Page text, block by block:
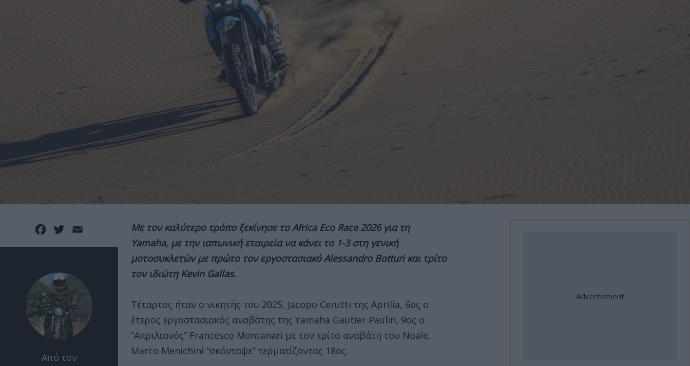
Facebook
Twitter
Από τον
Με τον καλύτερο τρόπο ξεκίνησε το Africa Eco Race 2026 για τη
Yamaha, με την ιαπωνική εταιρεία να κάνει το 1-3 στη γενική
μοτοσυκλετών με πρώτο τον εργοστασιακό Alessandro Botturi και τρίτο
τον ιδιώτη Kevin Gallas.
Τέταρτος ήταν ο νικητής του 2025, Jacopo Cerutti της Aprilia, 6ος ο
έτερος εργοστασιακός αναβάτης της Yamaha Gautier Paulin, 9ος ο
“Απριλιανός” Francesco Montanari με τον τρίτο αναβάτη του Noale,
Marco Menichini “σκόνταψε” τερματίζοντας 18ος.